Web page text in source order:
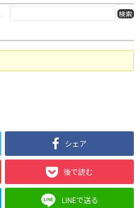
シェア
後で読む
LINEで送る